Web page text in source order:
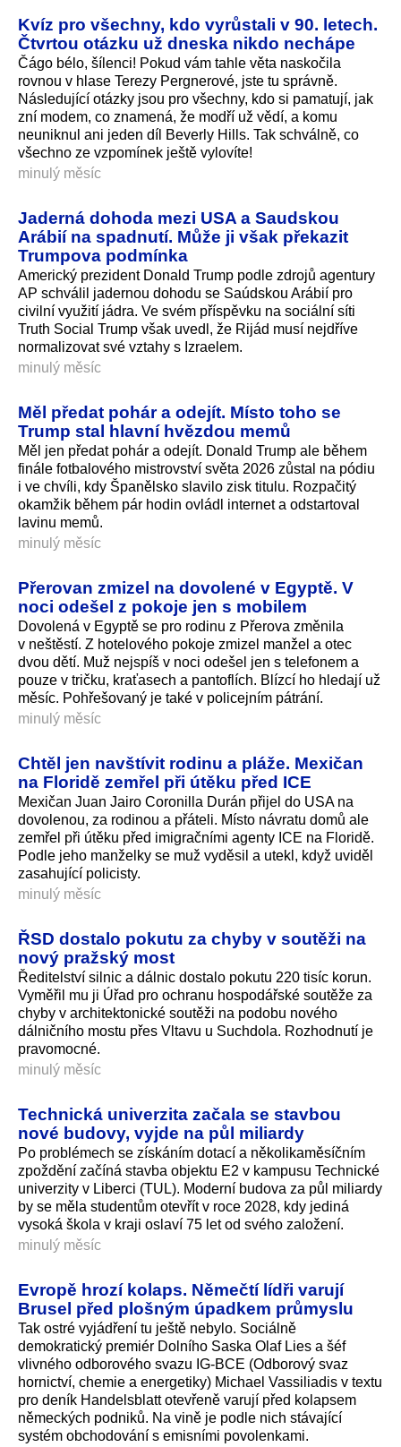
Kvíz pro všechny, kdo vyrůstali v 90. letech.
Čtvrtou otázku už dneska nikdo nechápe
Čágo bélo, šílenci! Pokud vám tahle věta naskočila
rovnou v hlase Terezy Pergnerové, jste tu správně.
Následující otázky jsou pro všechny, kdo si pamatují, jak
zní modem, co znamená, že modří už vědí, a komu
neuniknul ani jeden díl Beverly Hills. Tak schválně, co
všechno ze vzpomínek ještě vylovíte!
minulý měsíc
Jaderná dohoda mezi USA a Saudskou
Arábií na spadnutí. Může ji však překazit
Trumpova podmínka
Americký prezident Donald Trump podle zdrojů agentury
AP schválil jadernou dohodu se Saúdskou Arábií pro
civilní využití jádra. Ve svém příspěvku na sociální síti
Truth Social Trump však uvedl, že Rijád musí nejdříve
normalizovat své vztahy s Izraelem.
minulý měsíc
Měl předat pohár a odejít. Místo toho se
Trump stal hlavní hvězdou memů
Měl jen předat pohár a odejít. Donald Trump ale během
finále fotbalového mistrovství světa 2026 zůstal na pódiu
i ve chvíli, kdy Španělsko slavilo zisk titulu. Rozpačitý
okamžik během pár hodin ovládl internet a odstartoval
lavinu memů.
minulý měsíc
Přerovan zmizel na dovolené v Egyptě. V
noci odešel z pokoje jen s mobilem
Dovolená v Egyptě se pro rodinu z Přerova změnila
v neštěstí. Z hotelového pokoje zmizel manžel a otec
dvou dětí. Muž nejspíš v noci odešel jen s telefonem a
pouze v tričku, kraťasech a pantoflích. Blízcí ho hledají už
měsíc. Pohřešovaný je také v policejním pátrání.
minulý měsíc
Chtěl jen navštívit rodinu a pláže. Mexičan
na Floridě zemřel při útěku před ICE
Mexičan Juan Jairo Coronilla Durán přijel do USA na
dovolenou, za rodinou a přáteli. Místo návratu domů ale
zemřel při útěku před imigračními agenty ICE na Floridě.
Podle jeho manželky se muž vyděsil a utekl, když uviděl
zasahující policisty.
minulý měsíc
ŘSD dostalo pokutu za chyby v soutěži na
nový pražský most
Ředitelství silnic a dálnic dostalo pokutu 220 tisíc korun.
Vyměřil mu ji Úřad pro ochranu hospodářské soutěže za
chyby v architektonické soutěži na podobu nového
dálničního mostu přes Vltavu u Suchdola. Rozhodnutí je
pravomocné.
minulý měsíc
Technická univerzita začala se stavbou
nové budovy, vyjde na půl miliardy
Po problémech se získáním dotací a několikaměsíčním
zpoždění začíná stavba objektu E2 v kampusu Technické
univerzity v Liberci (TUL). Moderní budova za půl miliardy
by se měla studentům otevřít v roce 2028, kdy jediná
vysoká škola v kraji oslaví 75 let od svého založení.
minulý měsíc
Evropě hrozí kolaps. Němečtí lídři varují
Brusel před plošným úpadkem průmyslu
Tak ostré vyjádření tu ještě nebylo. Sociálně
demokratický premiér Dolního Saska Olaf Lies a šéf
vlivného odborového svazu IG-BCE (Odborový svaz
hornictví, chemie a energetiky) Michael Vassiliadis v textu
pro deník Handelsblatt otevřeně varují před kolapsem
německých podniků. Na vině je podle nich stávající
systém obchodování s emisními povolenkami.